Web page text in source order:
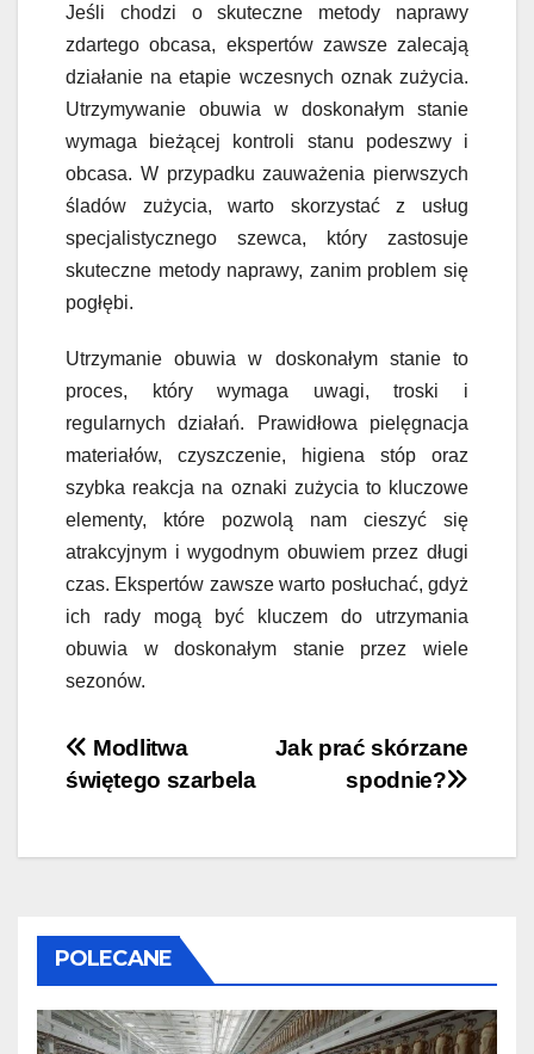
Jeśli chodzi o skuteczne metody naprawy
zdartego obcasa, ekspertów zawsze zalecają
działanie na etapie wczesnych oznak zużycia.
Utrzymywanie obuwia w doskonałym stanie
wymaga bieżącej kontroli stanu podeszwy i
obcasa. W przypadku zauważenia pierwszych
śladów zużycia, warto skorzystać z usług
specjalistycznego szewca, który zastosuje
skuteczne metody naprawy, zanim problem się
pogłębi.
Utrzymanie obuwia w doskonałym stanie to
proces, który wymaga uwagi, troski i
regularnych działań. Prawidłowa pielęgnacja
materiałów, czyszczenie, higiena stóp oraz
szybka reakcja na oznaki zużycia to kluczowe
elementy, które pozwolą nam cieszyć się
atrakcyjnym i wygodnym obuwiem przez długi
czas. Ekspertów zawsze warto posłuchać, gdyż
ich rady mogą być kluczem do utrzymania
obuwia w doskonałym stanie przez wiele
sezonów.
Nawigacja
wpisu
Jak prać skórzane
spodnie?
Modlitwa
świętego szarbela
POLECANE